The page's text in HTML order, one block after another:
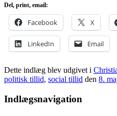
Del, print, email:
Facebook X
LinkedIn Email
Dette indlæg blev udgivet i
politisk tillid, social tillid den 8.
Indlægsnavigation